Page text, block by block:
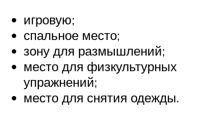
игровую;
спальное место;
зону для размышлений;
место для физкультурных
упражнений;
место для снятия одежды.